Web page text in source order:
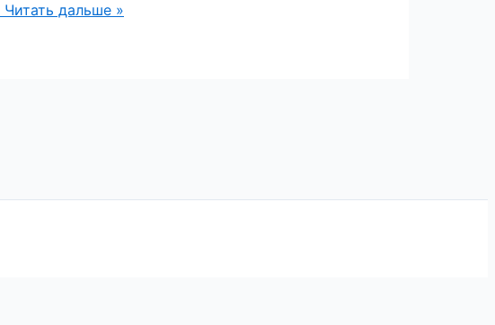
Читать дальше »